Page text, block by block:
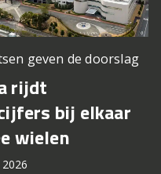
geven de doorslag
rijdt
bij elkaar
wielen